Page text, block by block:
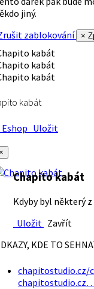
jiný.
zablokování
×
kabát
Uložit
Chapito kabát
Kdyby byl některý
Uložit Zavřít
KDE TO